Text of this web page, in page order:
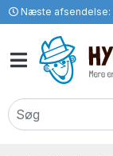
Næste afsendelse: